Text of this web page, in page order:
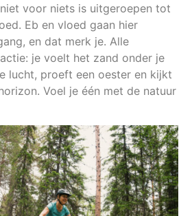
voor niets is uitgeroepen tot
Eb en vloed gaan hier
en dat merk je. Alle
je voelt het zand onder je
lucht, proeft een oester en kijkt
Voel je één met de natuur